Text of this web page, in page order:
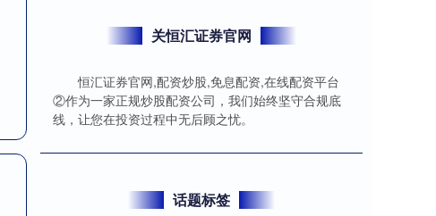
关恒汇证券官网
恒汇证券官网,配资炒股,免息配资,在线配资平台
②作为一家正规炒股配资公司，我们始终坚守合规底
线，让您在投资过程中无后顾之忧。
话题标签